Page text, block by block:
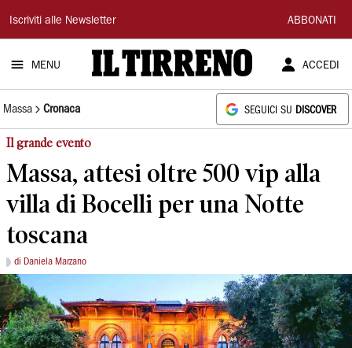
Il
Tirreno
Iscriviti alle Newsletter ABBONATI
MENU ACCEDI
Massa Cronaca SEGUICI SU DISCOVER
Il grande evento
Massa, attesi oltre 500 vip alla
villa di Bocelli per una Notte
toscana
di Daniela Marzano